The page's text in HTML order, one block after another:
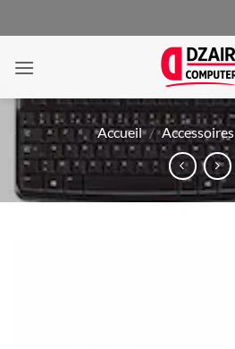
au
Accueil / Accessoires